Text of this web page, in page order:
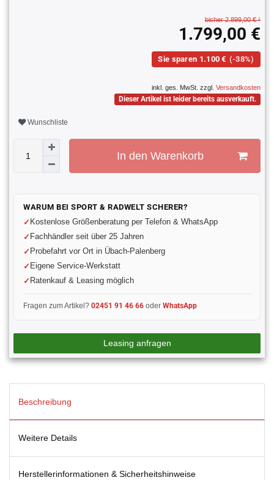
bisher 2.899,00 € ¹
1.799,00 €
Sie sparen 1.100 € (-38%)
inkl. ges. MwSt. zzgl. Versandkosten
Dieser Artikel ist leider bereits ausverkauft.
Wunschliste
In den Warenkorb
WARUM BEI SPORT & RADWELT SCHERER?
Kostenlose Größenberatung per Telefon & WhatsApp
Fachhändler seit über 25 Jahren
Probefahrt vor Ort in Übach-Palenberg
Eigene Service-Werkstatt
Ratenkauf & Leasing möglich
Fragen zum Artikel?02451 91 46 66 oderWhatsApp
Leasing anfragen
Beschreibung
Weitere Details
Herstellerinformationen & Sicherheitshinweise